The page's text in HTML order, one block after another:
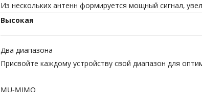
Из нескольких антенн формируется мощный сигнал,
Высокая
Два диапазона
Присвойте каждому устройству свой диапазон для
MU-MIMO